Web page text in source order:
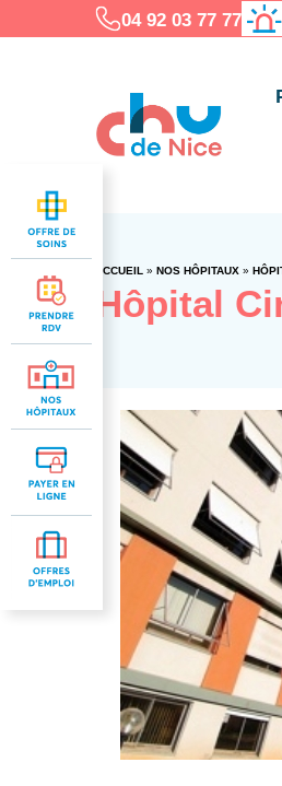
04 92 03 77 77
ACCUEIL » NOS HÔPITAUX »
Hôpital